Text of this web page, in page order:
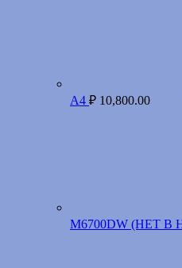
A4 ₽ 10,800.00
M6700DW (НЕТ